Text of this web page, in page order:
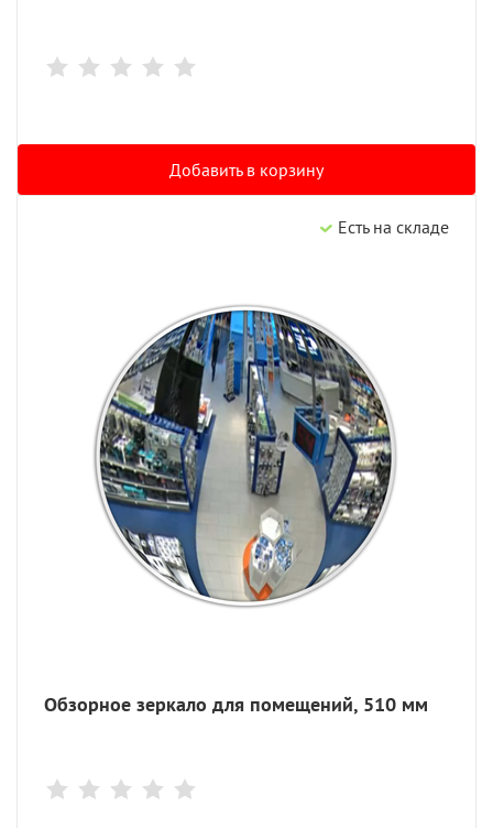
Добавить в корзину
Есть на складе
Обзорное зеркало для помещений, 510 мм